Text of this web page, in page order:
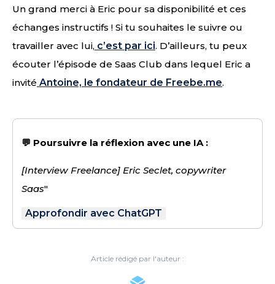
Un grand merci à Eric pour sa disponibilité et ces
échanges instructifs ! Si tu souhaites le suivre ou
travailler avec lui, c’est par ici. D’ailleurs, tu peux
écouter l’épisode de Saas Club dans lequel Eric a
invité Antoine, le fondateur de Freebe.me.
💬 Poursuivre la réflexion avec une IA :
[Interview Freelance] Eric Seclet, copywriter
Saas"
Approfondir avec ChatGPT
Article rédigé par l'auteur :